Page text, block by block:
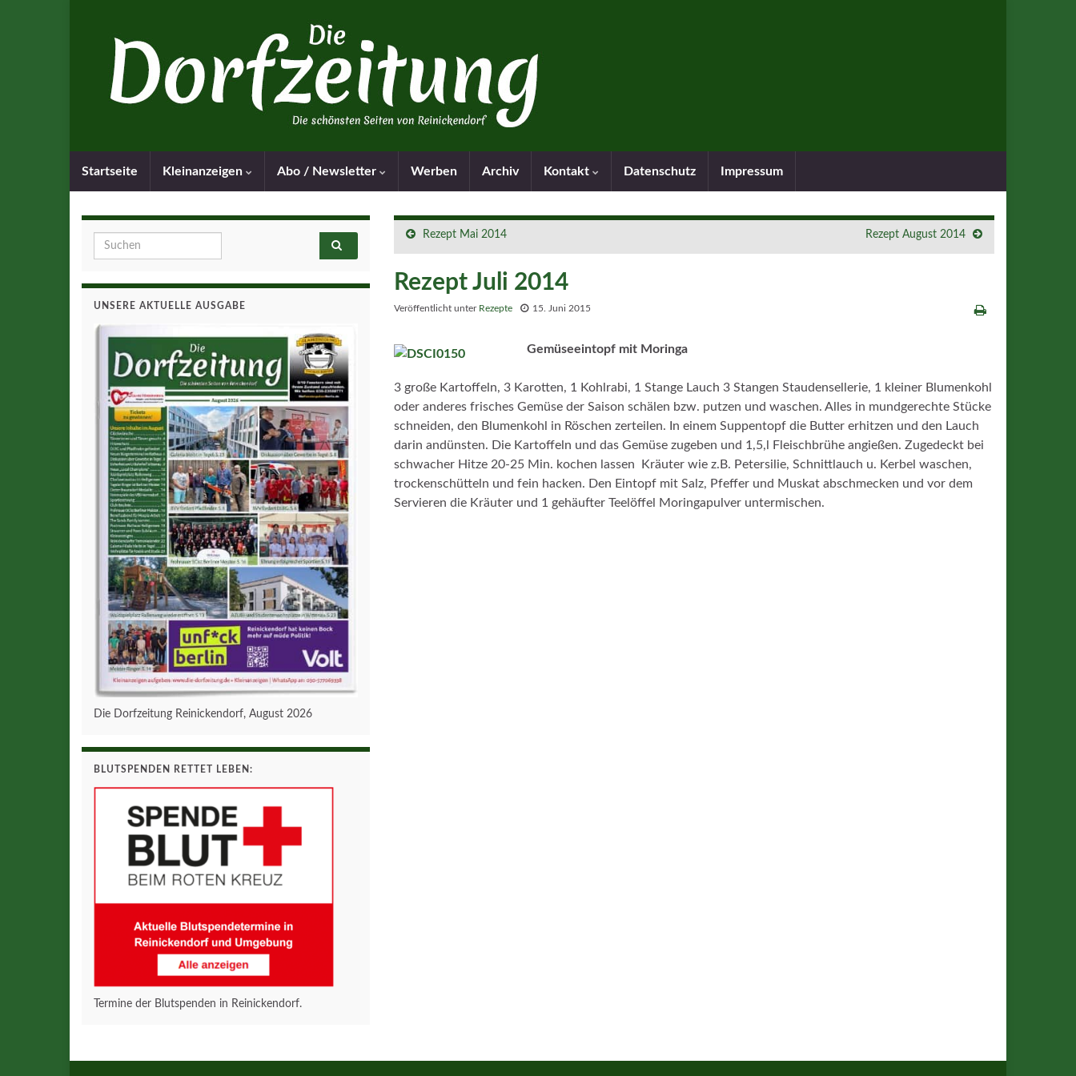
Startseite Kleinanzeigen Abo / Newsletter Werben Archiv Kontakt Datenschutz Impressum
Rezept Mai 2014 Rezept August 2014
Rezept Juli 2014
Veröffentlicht unter Rezepte 15. Juni 2015
Gemüseeintopf mit Moringa
3 große Kartoffeln, 3 Karotten, 1 Kohlrabi, 1 Stange Lauch 3 Stangen Staudensellerie, 1 kleiner Blumenkohl
oder anderes frisches Gemüse der Saison schälen bzw. putzen und waschen. Alles in mundgerechte Stücke
schneiden, den Blumenkohl in Röschen zerteilen. In einem Suppentopf die Butter erhitzen und den Lauch
darin andünsten. Die Kartoffeln und das Gemüse zugeben und 1,5,l Fleischbrühe angießen. Zugedeckt bei
schwacher Hitze 20-25 Min. kochen lassen Kräuter wie z.B. Petersilie, Schnittlauch u. Kerbel waschen,
trockenschütteln und fein hacken. Den Eintopf mit Salz, Pfeffer und Muskat abschmecken und vor dem
Servieren die Kräuter und 1 gehäufter Teelöffel Moringapulver untermischen.
Search for:
UNSERE AKTUELLE AUSGABE
Die Dorfzeitung Reinickendorf, August 2026
BLUTSPENDEN RETTET LEBEN:
Termine der Blutspenden in Reinickendorf.